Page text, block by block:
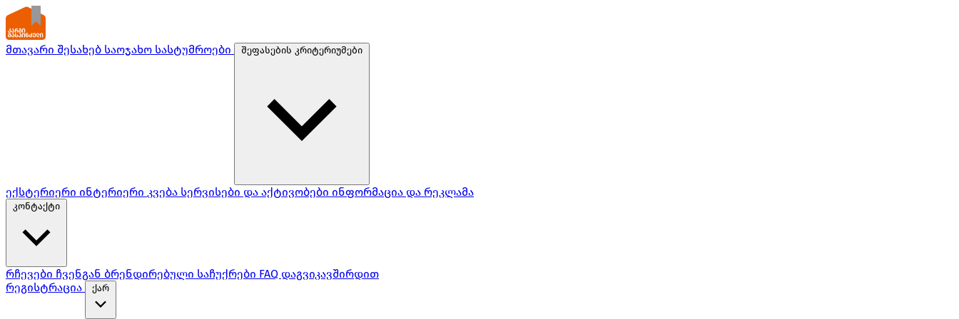
მთავარი შესახებ საოჯახო სასტუმროები შეფასების კრიტერიუმები
ექსტერიერი ინტერიერი კვება სერვისები და აქტივობები ინფორმაცია და რეკლამა
კონტაქტი
რჩევები ჩვენგან ბრენდირებული საჩუქრები FAQ დაგვიკავშირდით
რეგისტრაცია
ქარ